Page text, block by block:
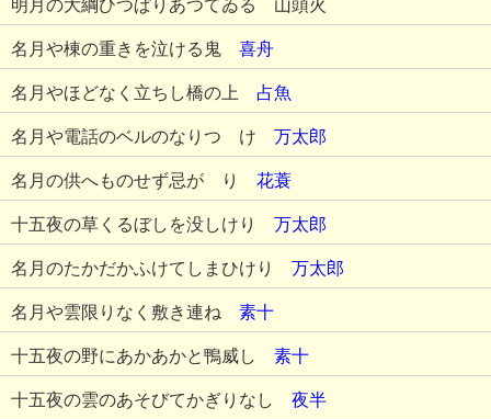
明月の大綱ひつぱりあつてゐる 山頭火
名月や棟の重きを泣ける鬼 喜舟
名月やほどなく立ちし橋の上 占魚
名月や電話のベルのなりつゞけ 万太郎
名月の供へものせず忌がゝり 花蓑
十五夜の草くるぼしを没しけり 万太郎
名月のたかだかふけてしまひけり 万太郎
名月や雲限りなく敷き連ね 素十
十五夜の野にあかあかと鴨威し 素十
十五夜の雲のあそびてかぎりなし 夜半